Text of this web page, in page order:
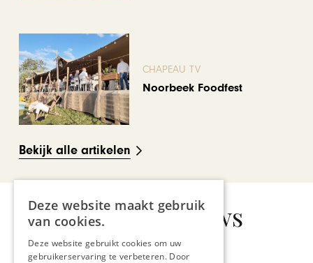
CHAPEAU TV
Noorbeek Foodfest
Bekijk alle artikelen
Gerelateerd nieuws
Deze website maakt gebruik
van cookies.
Deze website gebruikt cookies om uw
gebruikerservaring te verbeteren. Door